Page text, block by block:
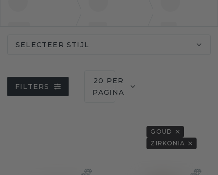
SELECTEER STIJL
FILTERS
20 PER
PAGINA
GOUD
ZIRKONIA